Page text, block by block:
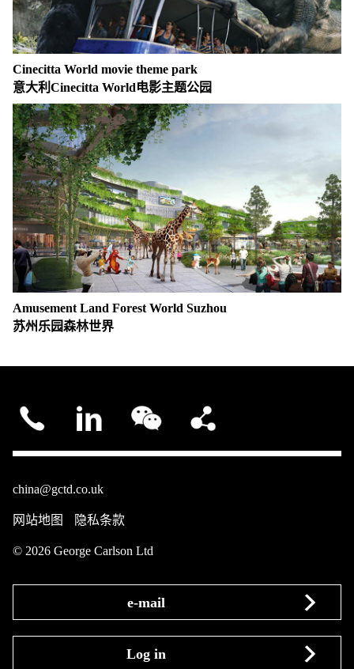
Cinecitta World movie theme park
意大利Cinecitta World电影主题公园
Amusement Land Forest World Suzhou
苏州乐园森林世界
china@gctd.co.uk
网站地图 隐私条款
© 2026 George Carlson Ltd